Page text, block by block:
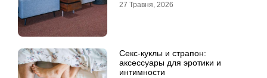
27 Травня, 2026
Секс-куклы и страпон:
аксессуары для эротики и
интимности